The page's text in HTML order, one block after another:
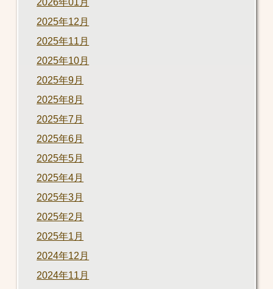
2026年01月
2025年12月
2025年11月
2025年10月
2025年9月
2025年8月
2025年7月
2025年6月
2025年5月
2025年4月
2025年3月
2025年2月
2025年1月
2024年12月
2024年11月